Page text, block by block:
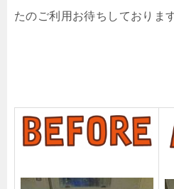
たのご利用お待ちしております